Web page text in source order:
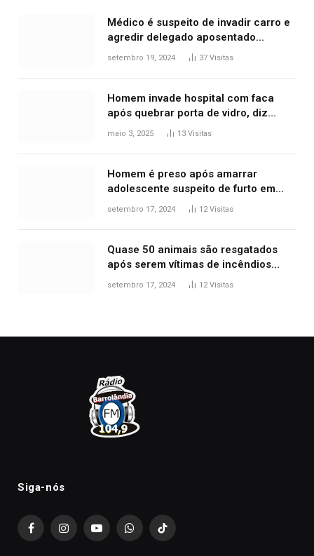
Médico é suspeito de invadir carro e
agredir delegado aposentado
durante confusão no trânsito
setembro 19, 2024 37 Visitas
Homem invade hospital com faca
após quebrar porta de vidro, diz
polícia
maio 3, 2025 13 Visitas
Homem é preso após amarrar
adolescente suspeito de furto em
estaca de cerca e agredi-lo
setembro 17, 2024 12Visitas
Quase 50 animais são resgatados
após serem vítimas de incêndios
florestais no Tocantins
setembro 17, 2024 12Visitas
Siga-nós
FacebookInstagramYouTubeWhatsAppTikTok